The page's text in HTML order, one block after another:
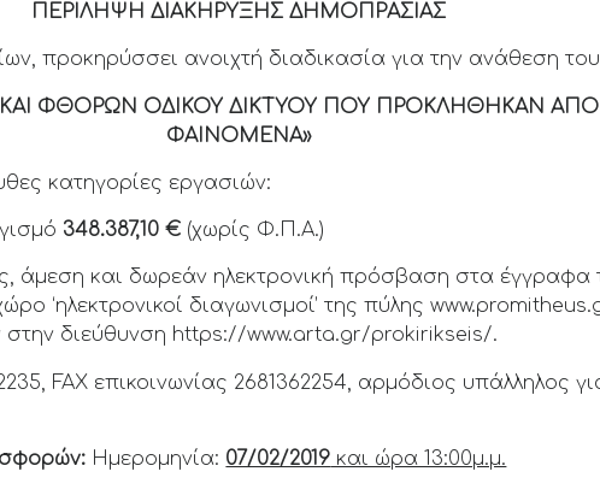
ΠΕΡΙΛΗΨΗ ΔΙΑΚΗΡΥΞΗΣ ΔΗΜΟΠΡΑΣΙΑΣ
προκηρύσσει ανοιχτή διαδικασία για την ανάθεση
ΦΘΟΡΩΝ ΟΔΙΚΟΥ ΔΙΚΤΥΟΥ ΠΟΥ ΠΡΟΚΛΗΘΗΚΑΝ ΑΠΟ
ΦΑΙΝΟΜΕΝΑ»
κατηγορίες εργασιών:
348.387,10€ (χωρίς Φ.Π.Α.)
άμεση και δωρεάν ηλεκτρονική πρόσβαση στα
‘ηλεκτρονικοί διαγωνισμοί’ της πύλης
στην διεύθυνση https://www.arta.gr/prokirikseis/.
FAX επικοινωνίας 2681362254, αρμόδιος υπάλληλος
Ημερομηνία: 07/02/2019 και ώρα 13:00μ.μ.